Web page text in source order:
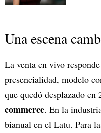
Una escena
La venta en vivo
presencialidad, modelo
que quedó desplazado
commerce. En la
bianual en el Latu. Para